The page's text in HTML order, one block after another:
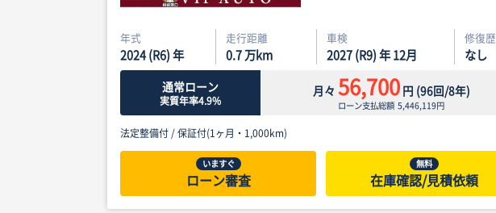
年式
2024 (R6) 年
走行距離
0.7万km
車検
2027 (R9) 年 12月
修復歴
なし
通常ローン
実質年率4.9%
月々 56,700円 (96回/8年)
ローン支払総額5,446,119円
法定整備付 /保証付(1ヶ月・1,000km)
いますぐ
ローン審査
無料
在庫確認/見積依頼